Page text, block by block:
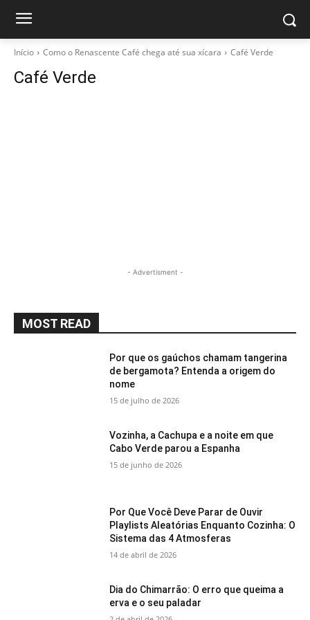
Início Como o Renascente Café chega até sua xícara Café Verde
Café Verde
- Advertisment -
MOST READ
Por que os gaúchos chamam tangerina
de bergamota? Entenda a origem do
nome
15 de julho de 2026
Vozinha, a Cachupa e a noite em que
Cabo Verde parou a Espanha
15 de junho de 2026
Por Que Você Deve Parar de Ouvir
Playlists Aleatórias Enquanto Cozinha: O
Sistema das 4 Atmosferas
14 de abril de 2026
Dia do Chimarrão: O erro que queima a
erva e o seu paladar